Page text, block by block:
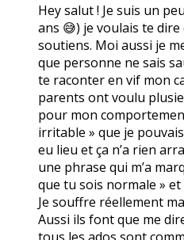
Hey salut ! Je suis un
ans 😅) je voulais te
soutiens. Moi aussi je
que personne ne sais
te raconter en vif mon
parents ont voulu
pour mon
irritable » que je
eu lieu et ça n’a rien
une phrase qui m’a
que tu sois normale » et
Je souffre réellement
Aussi ils font que me